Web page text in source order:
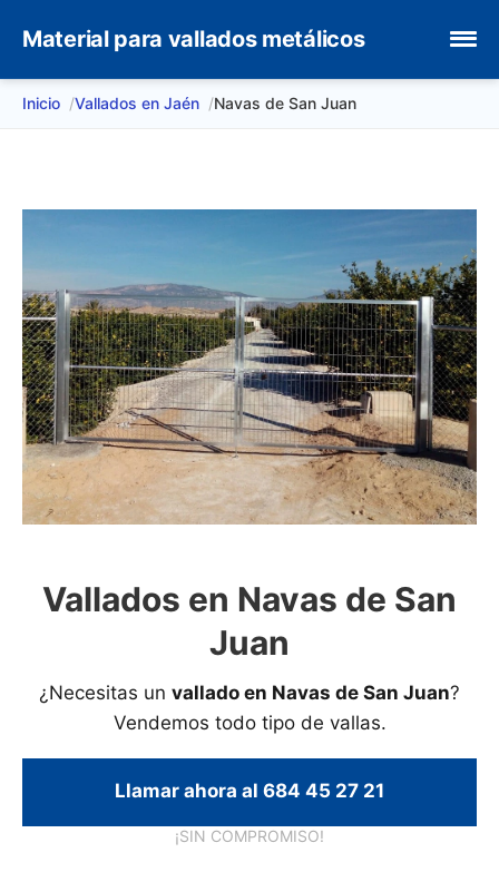
Material para vallados metálicos
Inicio Vallados en Jaén Navas de San Juan
Vallados en Navas de San
Juan
¿Necesitas un vallado en Navas de San Juan?
Vendemos todo tipo de vallas.
Llamar ahora al 684 45 27 21
¡SIN COMPROMISO!